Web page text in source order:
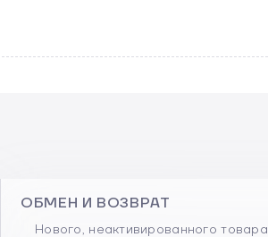
ОБМЕН И ВОЗВРАТ
Нового, неактивированного товара